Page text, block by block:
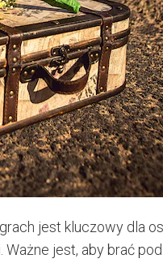
jest kluczowy dla
jest, aby brać